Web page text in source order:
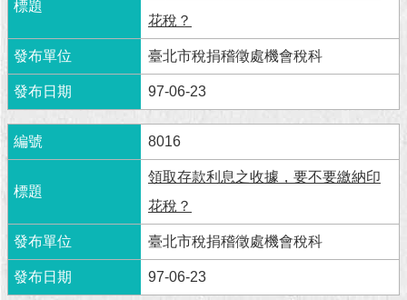
花稅？
臺北市稅捐稽徵處機會稅科
97-06-23
8016
領取存款利息之收據，要不要繳納印
花稅？
臺北市稅捐稽徵處機會稅科
97-06-23